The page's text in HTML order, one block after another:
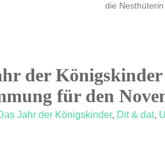
die Nesthüterin
der
für den
Jahr der Königskinder, Dit & dat,